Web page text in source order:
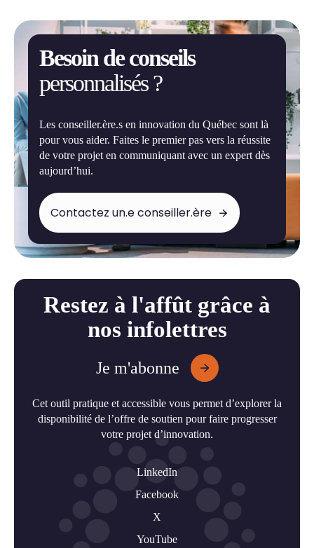
page
Besoin de conseils
personnalisés ?
Les conseiller.ère.s en innovation du Québec sont là
pour vous aider. Faites le premier pas vers la réussite
de votre projet en communiquant avec un expert dès
aujourd’hui.
Contactez un.e conseiller.ère
Restez à l'affût grâce à
nos infolettres
Je m'abonne
Cet outil pratique et accessible vous permet d’explorer la
disponibilité de l’offre de soutien pour faire progresser
votre projet d’innovation.
LinkedIn
Facebook
X
YouTube